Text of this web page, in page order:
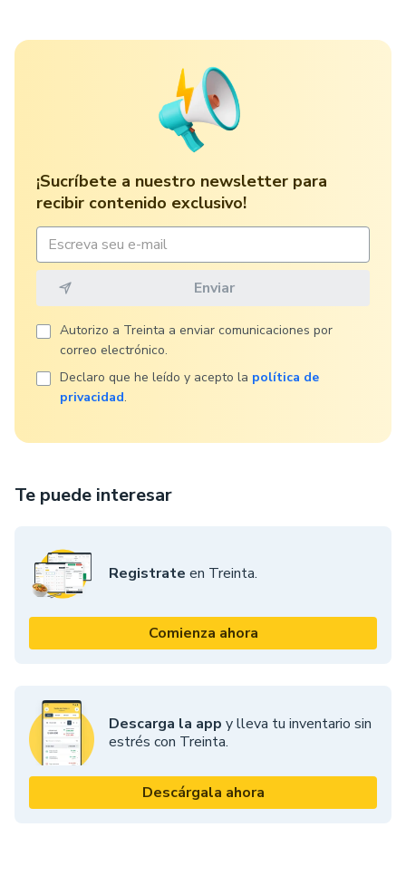
Te puede interesar
Registrate en Treinta.
Comienza ahora
Descarga la app y lleva tu inventario sin
estrés con Treinta.
Descárgala ahora
¡Sucríbete a nuestro newsletter para
recibir contenido exclusivo!
Autorizo ​​a Treinta a enviar comunicaciones por
correo electrónico.
Declaro que he leído y acepto la política de
privacidad.